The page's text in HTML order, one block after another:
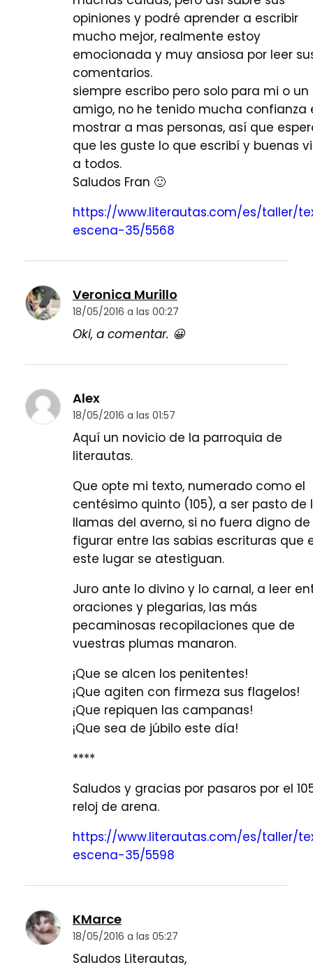
opiniones y podré aprender a escribir
mucho mejor, realmente estoy
emocionada y muy ansiosa por leer
comentarios.
siempre escribo pero solo para mi o un
amigo, no he tenido mucha confianza
mostrar a mas personas, así que
que les guste lo que escribí y buenas
a todos.
Saludos Fran 🙂
https://www.literautas.com/es/taller/
escena-35/5568
Veronica Murillo
18/05/2016 a las 00:27
Oki, a comentar. 😀
Alex
18/05/2016 a las 01:57
Aquí un novicio de la parroquia de
literautas.
Que opte mi texto, numerado como el
centésimo quinto (105), a ser pasto de
llamas del averno, si no fuera digno de
figurar entre las sabias escrituras que
este lugar se atestiguan.
Juro ante lo divino y lo carnal, a leer
oraciones y plegarias, las más
pecaminosas recopilaciones que de
vuestras plumas manaron.
¡Que se alcen los penitentes!
¡Que agiten con firmeza sus flagelos!
¡Que repiquen las campanas!
¡Que sea de júbilo este día!
****
Saludos y gracias por pasaros por el
reloj de arena.
https://www.literautas.com/es/taller/
escena-35/5598
KMarce
18/05/2016 a las 05:27
Saludos Literautas,